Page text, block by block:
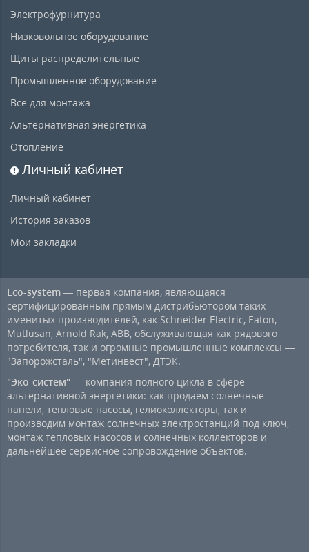
Электрофурнитура
Низковольное оборудование
Щиты распределительные
Промышленное оборудование
Все для монтажа
Альтернативная энергетика
Отопление
Личный кабинет
Личный кабинет
История заказов
Мои закладки
Eco-system — первая компания, являющаяся
сертифицированным прямым дистрибьютором таких
именитых производителей, как Schneider Electric, Eaton,
Mutlusan, Arnold Rak, ABB, обслуживающая как рядового
потребителя, так и огромные промышленные комплексы —
"Запорожсталь", "Метинвест", ДТЭК.
"Эко-систем" — компания полного цикла в сфере
альтернативной энергетики: как продаем солнечные
панели, тепловые насосы, гелиоколлекторы, так и
производим монтаж солнечных электростанций под ключ,
монтаж тепловых насосов и солнечных коллекторов и
дальнейшее сервисное сопровождение объектов.